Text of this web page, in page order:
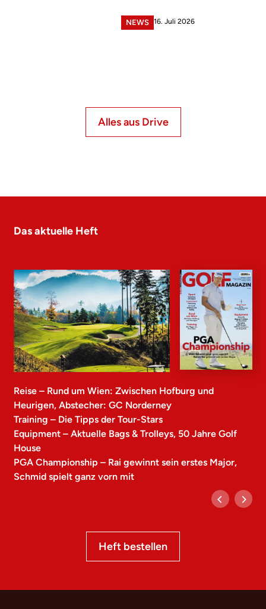
NEWS 16. Juli 2026
Alles aus Drive
Das aktuelle Heft
Reise – Rund um Wien: Zwischen Hofburg und
Heurigen, Abstecher: GC Norderney
Training – Die Tipps der Tour-Stars
Equipment – Aktuelle Bags & Trolleys, 50 Jahre Golf
House
PGA Championship – Rai gewinnt sein erstes Major,
Schmid spielt ganz vorn mit
Heft bestellen